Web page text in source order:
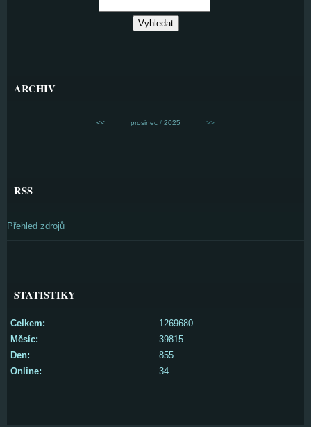
ARCHIV
<< prosinec/ 2025 >>
RSS
Přehled zdrojů
STATISTIKY
Online: 34
Celkem:
1269680
Měsíc:
39815
Den:
855